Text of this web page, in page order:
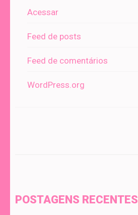
Acessar
Feed de posts
Feed de comentários
WordPress.org
POSTAGENS RECENTES